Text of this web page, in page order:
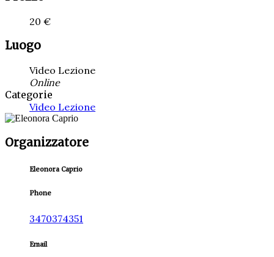
20 €
Luogo
Video Lezione
Online
Categorie
Video Lezione
Organizzatore
Eleonora Caprio
Phone
3470374351
Email